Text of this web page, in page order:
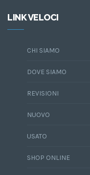
LINK VELOCI
CHI SIAMO
DOVE SIAMO
REVISIONI
NUOVO
USATO
SHOP ONLINE